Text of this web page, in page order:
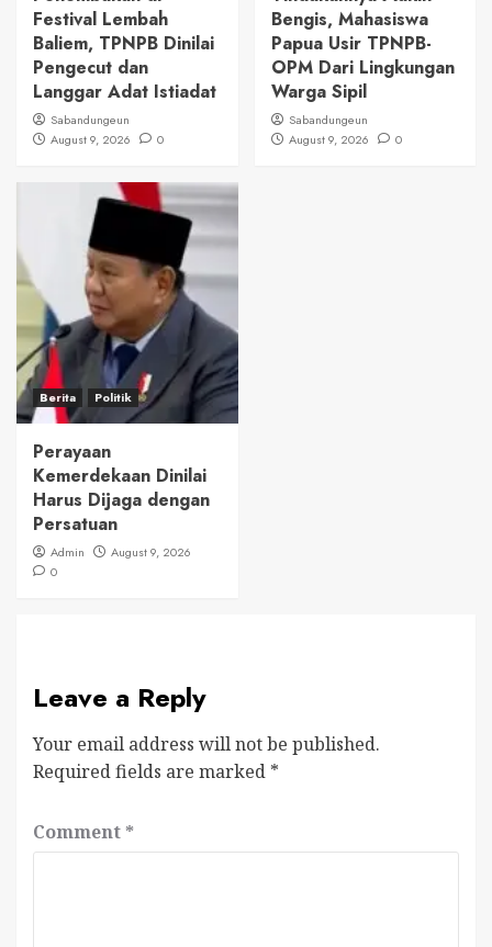
Festival Lembah
Baliem, TPNPB Dinilai
Pengecut dan
Langgar Adat Istiadat
Sabandungeun
August 9, 2026
0
Bengis, Mahasiswa
Papua Usir TPNPB-
OPM Dari Lingkungan
Warga Sipil
Sabandungeun
August 9, 2026
0
Berita Politik
Perayaan
Kemerdekaan Dinilai
Harus Dijaga dengan
Persatuan
Admin
August 9, 2026
0
Leave a Reply
Your email address will not be published.
Required fields are marked *
Comment *